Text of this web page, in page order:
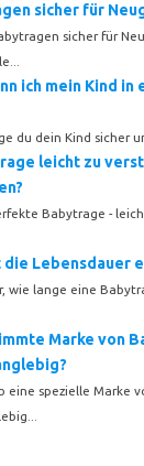
sicher für
sicher für
ich mein Kind
du dein Kind sicher
leicht zu
Babytrage -
die Lebensdauer
wie lange eine
Marke von
eine spezielle Marke